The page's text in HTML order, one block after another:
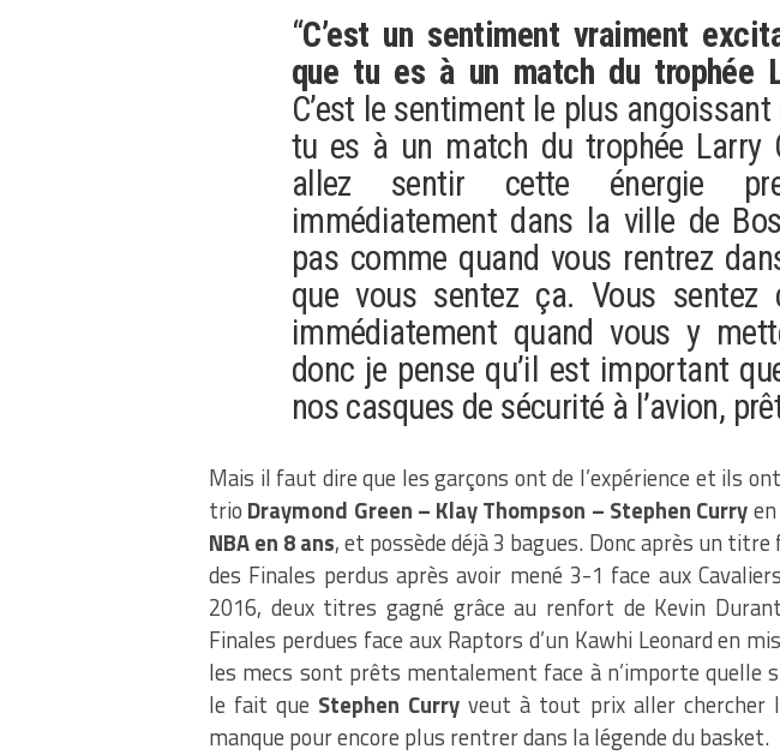
“C’est un sentiment vraiment
que tu es à un match du trophée
C’est le sentiment le plus
tu es à un match du trophée Larry
allez sentir cette énergie
immédiatement dans la ville de
pas comme quand vous rentrez
que vous sentez ça. Vous sentez
immédiatement quand vous y
donc je pense qu’il est important
nos casques de sécurité à l’avion,
Mais il faut dire que les garçons ont de l’expérience et ils
trio Draymond Green – Klay Thompson – Stephen Curry
NBA en 8 ans, et possède déjà 3 bagues. Donc après un titre
des Finales perdus après avoir mené 3-1 face aux
2016, deux titres gagné grâce au renfort de Kevin
Finales perdues face aux Raptors d’un Kawhi Leonard en
les mecs sont prêts mentalement face à n’importe quelle
le fait que Stephen Curry veut à tout prix aller chercher
manque pour encore plus rentrer dans la légende du basket.